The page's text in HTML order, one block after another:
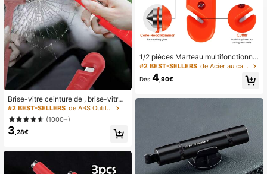
Brise-vitre ceinture de , brise-vitre
mini 2 en 1, coupe-ceinture de , pou
r la terre et sous l'eau, outils pour ho
mmes
#2 BEST-SELLERS
de ABS Outils à main
(1000+)
3 ,28€
1/2 pièces Marteau multifonctionnel
de secours automobile 2-en-1 Mart
eau d'évasion Brise-vitre
#2 BEST-SELLERS de Acier au carbone Outils à main
Dès 4,90€